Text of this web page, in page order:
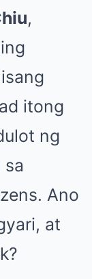
,
itong
ng
sa
Ano
at